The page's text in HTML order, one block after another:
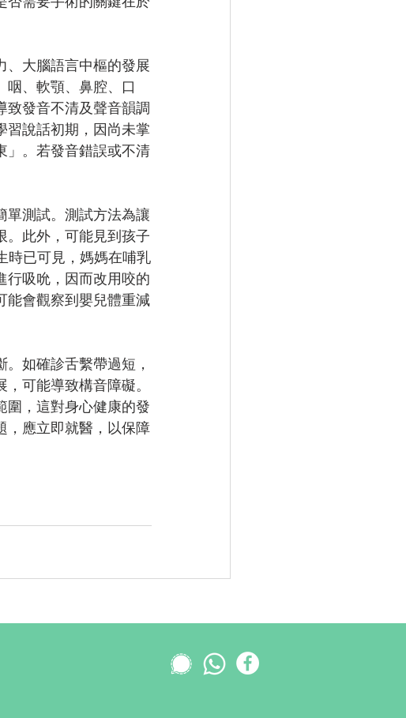
、大腦語言中樞的發展
咽、軟顎、鼻腔、口
致發音不清及聲音韻調
習說話初期，因尚未掌
」。若發音錯誤或不清
單測試。測試方法為讓
。此外，可能見到孩子
時已可見，媽媽在哺乳
行吸吮，因而改用咬的
能會觀察到嬰兒體重減
如確診舌繫帶過短，
可能導致構音障礙。
圍，這對身心健康的發
，應立即就醫，以保障